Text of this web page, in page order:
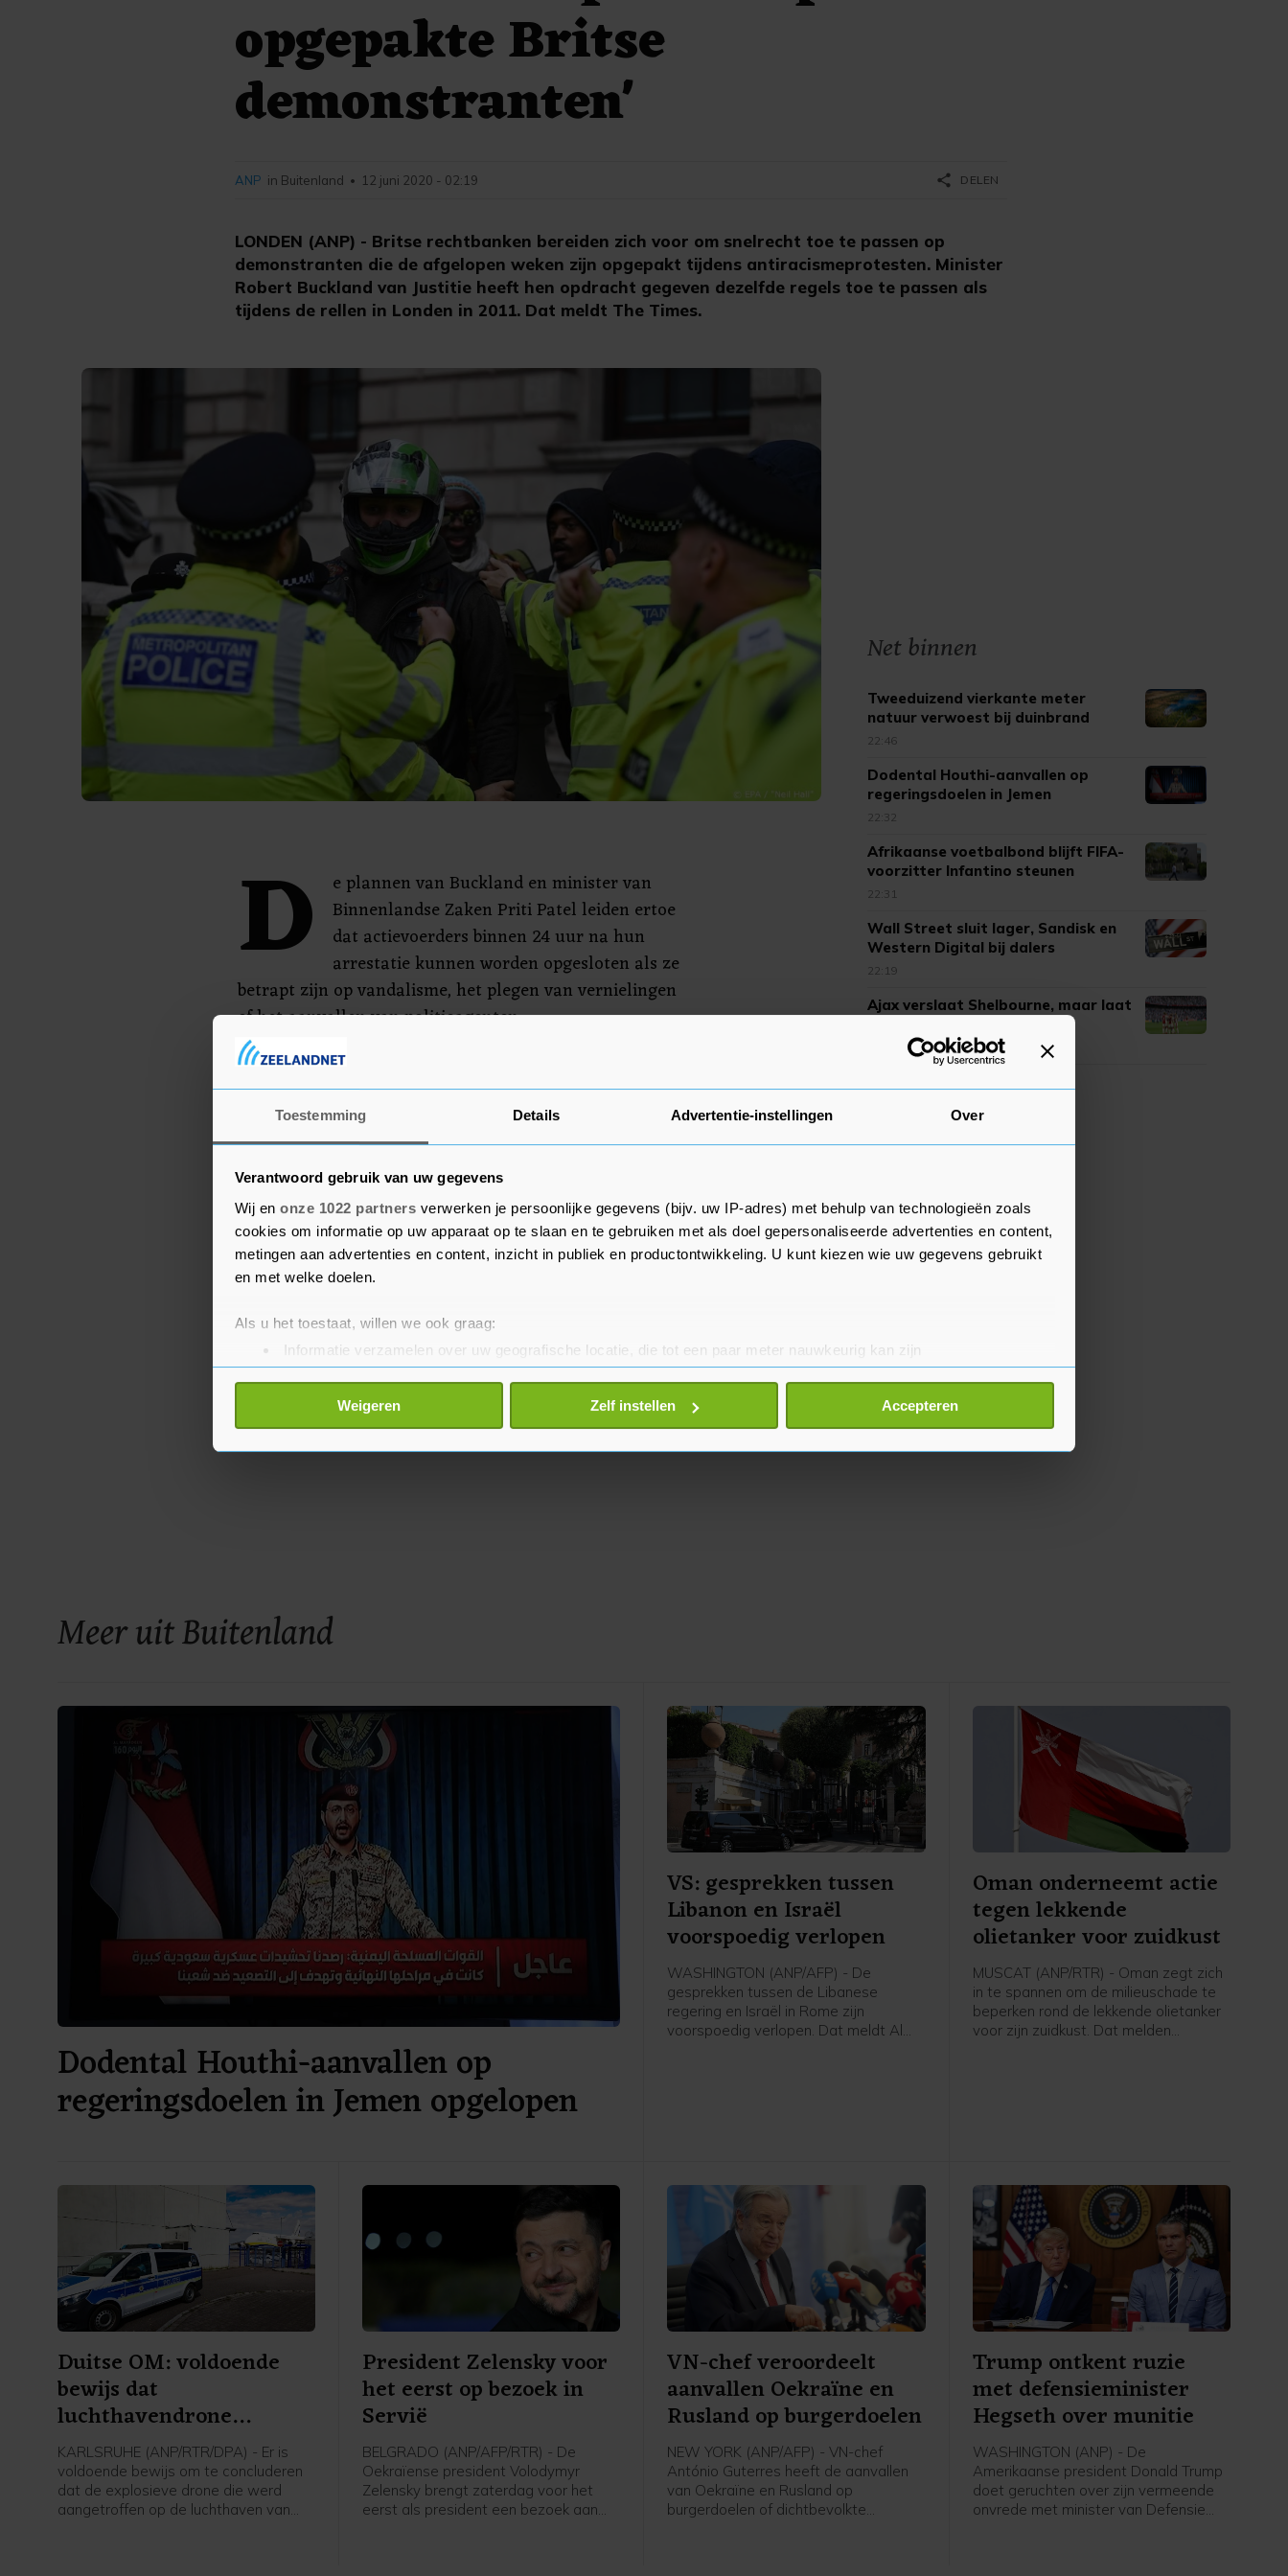
Toestemming Details Advertentie-instellingen Over
Verantwoord gebruik van uw gegevens
Wij en onze 1022 partners verwerken je persoonlijke gegevens (bijv. uw IP-adres) met behulp van technologieën zoals
cookies om informatie op uw apparaat op te slaan en te gebruiken met als doel gepersonaliseerde advertenties en content,
metingen aan advertenties en content, inzicht in publiek en productontwikkeling. U kunt kiezen wie uw gegevens gebruikt
en met welke doelen.
Als u het toestaat, willen we ook graag:
Informatie verzamelen over uw geografische locatie, die tot een paar meter nauwkeurig kan zijn
Uw apparaat identificeren door het actief te scannen op specifieke eigenschappen (fingerprinting)
Lees meer over hoe uw persoonlijke gegevens worden verwerkt en stel uw voorkeuren in het
detailgedeelte
toestemming op elk moment wijzigen of intrekken in de Cookieverklaring.
Weigeren Zelf instellen Accepteren
opgepakte Britse
demonstranten'
LONDEN (ANP) - Britse rechtbanken bereiden zich voor om snelrecht toe te passen op
demonstranten die de afgelopen weken zijn opgepakt tijdens antiracismeprotesten. Minister
Robert Buckland van Justitie heeft hen opdracht gegeven dezelfde regels toe te passen als
tijdens de rellen in Londen in 2011. Dat meldt The Times.
ANP in Buitenland • 12 juni 2020 - 02:19 share DELEN
D
e plannen van Buckland en minister van
Binnenlandse Zaken Priti Patel leiden ertoe
dat actievoerders binnen 24 uur na hun
arrestatie kunnen worden opgesloten als ze
betrapt zijn op vandalisme, het plegen van vernielingen
of het aanvallen van politieagenten.
Tijdens demonstraties tegen politiegeweld en racisme
zijn in Londen de afgelopen weken tientallen agenten
gewond geraakt en werden de nodige vernielingen
gepleegd.
Meer uit Buitenland
Dodental Houthi-aanvallen op
regeringsdoelen in Jemen opgelopen
VS: gesprekken tussen
Libanon en Israël
voorspoedig verlopen
WASHINGTON (ANP/AFP) - De
gesprekken tussen de Libanese
regering en Israël in Rome zijn
voorspoedig verlopen. Dat meldt Al
Oman onderneemt actie
tegen lekkende
olietanker voor zuidkust
MUSCAT (ANP/RTR) - Oman zegt zich
in te spannen om de milieuschade te
beperken rond de lekkende olietanker
voor zijn zuidkust. Dat melden
Duitse OM: voldoende
bewijs dat
luchthavendrone
aanslagpoging was
KARLSRUHE (ANP/RTR/DPA) - Er is
voldoende bewijs om te concluderen
dat de explosieve drone die werd
aangetroffen op de luchthaven van
President Zelensky voor
het eerst op bezoek in
Servië
BELGRADO (ANP/AFP/RTR) - De
Oekraïense president Volodymyr
Zelensky brengt zaterdag voor het
eerst als president een bezoek aan
VN-chef veroordeelt
aanvallen Oekraïne en
Rusland op burgerdoelen
NEW YORK (ANP/AFP) - VN-chef
António Guterres heeft de aanvallen
van Oekraïne en Rusland op
burgerdoelen of dichtbevolkte
Trump ontkent ruzie
met defensieminister
Hegseth over munitie
WASHINGTON (ANP) - De
Amerikaanse president Donald Trump
doet geruchten over zijn vermeende
onvrede met minister van Defensie
Net binnen
Tweeduizend vierkante meter
natuur verwoest bij duinbrand
Ouddorp
22:46
Dodental Houthi-aanvallen op
regeringsdoelen in Jemen
opgelopen
22:32
Afrikaanse voetbalbond blijft FIFA-
voorzitter Infantino steunen
22:31
Wall Street sluit lager, Sandisk en
Western Digital bij dalers
22:19
Ajax verslaat Shelbourne, maar laat